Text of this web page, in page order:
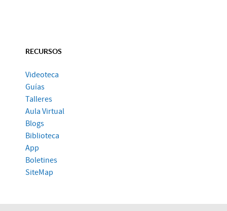
RECURSOS
Videoteca
Guías
Talleres
Aula Virtual
Blogs
Biblioteca
App
Boletines
SiteMap